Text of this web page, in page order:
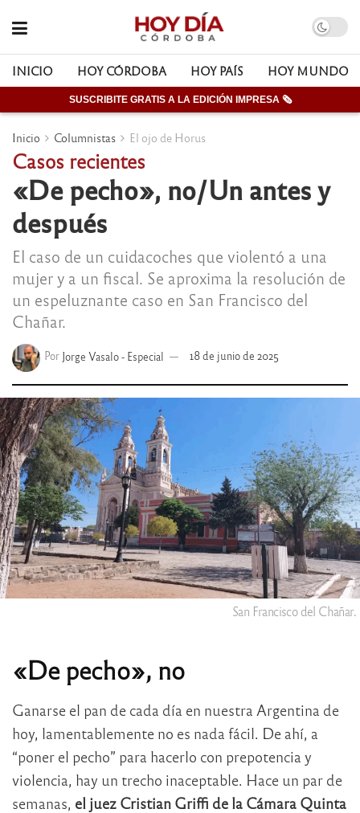
INICIO HOY CÓRDOBA HOY PAÍS HOY MUNDO
SUSCRIBITE GRATIS A LA EDICIÓN IMPRESA 🗞
Inicio Columnistas El ojo de Horus
Casos recientes
«De pecho», no/Un antes y
después
El caso de un cuidacoches que violentó a una
mujer y a un fiscal. Se aproxima la resolución de
un espeluznante caso en San Francisco del
Chañar.
Por Jorge Vasalo - Especial 18 de junio de 2025
San Francisco del Chañar.
«De pecho», no
Ganarse el pan de cada día en nuestra Argentina de
hoy, lamentablemente no es nada fácil. De ahí, a
“poner el pecho” para hacerlo con prepotencia y
violencia, hay un trecho inaceptable. Hace un par de
semanas, el juez Cristian Griffi de la Cámara Quinta